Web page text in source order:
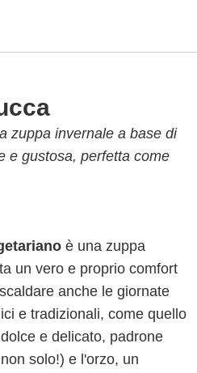
zuppa invernale a base di
e gustosa, perfetta come
è una zuppa
un vero e proprio comfort
anche le giornate
e tradizionali, come quello
e delicato, padrone
solo!) e l'orzo, un